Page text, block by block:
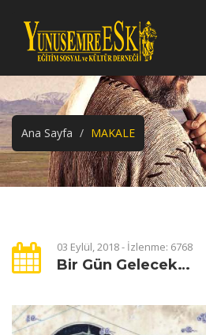
Ana Sayfa MAKALE
03 Eylül, 2018 - İzlenme: 6768
Bir Gün Gelecek…